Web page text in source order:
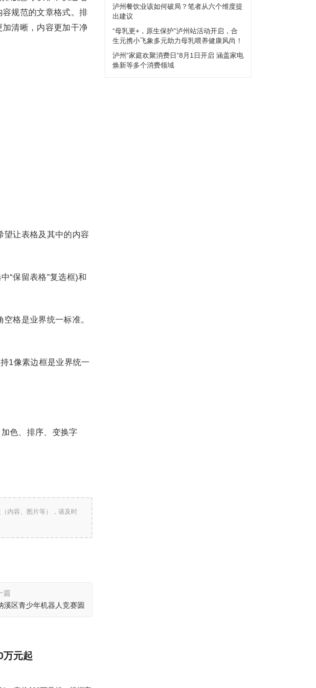
规范的文章格式。排
清晰，内容更加干净
望让表格及其中的内容
“保留表格”复选框)和
格是业界统一标准。
1像素边框是业界统一
色、排序、变换字
内容、图片等），请及时
篇
溪区青少年机器人竞赛圆
万元起
泸州餐饮业该如何破局？笔者从六个维度提
出建议
“母乳更+，原生保护”泸州站活动开启，合
生元携小飞象多元助力母乳喂养健康风尚！
泸州“家庭欢聚消费日”8月1日开启 涵盖家电
焕新等多个消费领域